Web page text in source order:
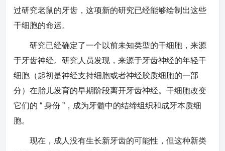
过研究老鼠的牙齿，这项新的研究已经能够绘制出这些
干细胞的命运。
研究已经确定了一个以前未知类型的干细胞，来源
于牙齿神经。研究人员发现，来源于牙齿神经的年轻干
细胞（起初是神经支持细胞或者神经胶质细胞的一部
分）在胎儿发育的早期阶段离开牙齿神经。干细胞改变
它们的 “ 身份 ”，成为牙髓中的结缔组织和成牙本质细
胞。
现在，成人没有生长新牙齿的可能性，但这种新类